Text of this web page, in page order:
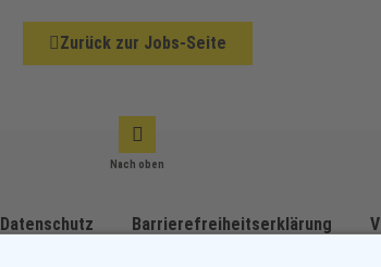
Zurück zur Jobs-Seite
Nach oben
Datenschutz Barrierefreiheitserklärung